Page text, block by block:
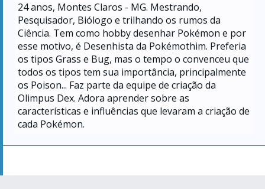
24anos, Montes Claros - MG. Mestrando,
Pesquisador, Biólogo e trilhando os rumos da
Ciência. Tem como hobby desenhar Pokémon e por
esse motivo, é Desenhista da Pokémothim. Preferia
os tipos Grass e Bug, mas o tempo o convenceu que
todos os tipos tem sua importância, principalmente
os Poison... Faz parte da equipe de criação da
Olimpus Dex. Adora aprender sobre as
características e influências que levaram a criação de
cada Pokémon.